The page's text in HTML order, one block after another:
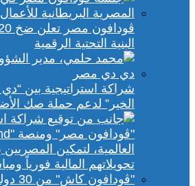
البنية التحتية الرقمية
شراكة استراتيجية بين
الخير” لدعم حملة صك